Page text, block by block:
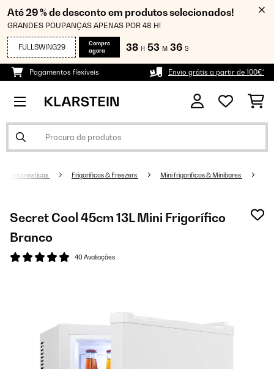
Até 29 % de desconto em produtos selecionados!
GRANDES POUPANÇAS APENAS POR 48 H!
FULLSWING29
Compre
agora
38 H 53 M 35 S
Pagamentos flexíveis Envio grátis a partir de 100€*
Frigoríficos & Freezers Mini frigoríficos & Minibares
Secret Cool 45cm 13L Mini Frigorífico
Branco
40 Avaliações